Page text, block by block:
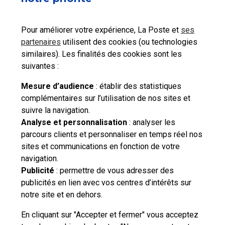
Pour améliorer votre expérience, La Poste et ses
partenaires utilisent des cookies (ou technologies
similaires). Les finalités des cookies sont les
suivantes :
Mesure d’audience : établir des statistiques
complémentaires sur l’utilisation de nos sites et
suivre la navigation.
Analyse et personnalisation : analyser les
parcours clients et personnaliser en temps réel nos
sites et communications en fonction de votre
navigation.
Publicité : permettre de vous adresser des
publicités en lien avec vos centres d’intérêts sur
notre site et en dehors.
En cliquant sur "Accepter et fermer" vous acceptez
de gestion financière ou comptable comme Sage,
Cegid, Evoliz…. ?
Qu’est-ce que l’offre Maileva Signer en ligne ?
Besoin d'aide complémentaire ?
Vous n'avez pas trouvé de solution parmi nos FAQs,
vous souhaitez nous contacter ou déposer une
réclamation ?
contacter